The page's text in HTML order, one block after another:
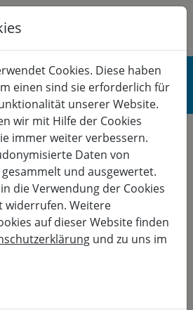
B
Termin:
des Lebens ist
sondern Handeln
Cookies. Diese haben
einen sind sie erforderlich für
unserer Website.
wir mit Hilfe der Cookies
immer weiter verbessern.
Daten von
und ausgewertet.
die Verwendung der Cookies
widerrufen. Weitere
auf dieser Website finden
und zu uns im